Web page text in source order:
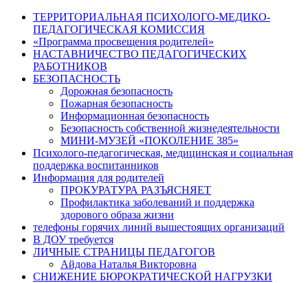
ТЕРРИТОРИАЛЬНАЯ ПСИХОЛОГО-МЕДИКО-
ПЕДАГОГИЧЕСКАЯ КОМИССИЯ
«Программа просвещения родителей»
НАСТАВНИЧЕСТВО ПЕДАГОГИЧЕСКИХ
РАБОТНИКОВ
БЕЗОПАСНОСТЬ
Дорожная безопасность
Пожарная безопасность
Информационная безопасность
Безопасность собственной жизнедеятельности
МИНИ-МУЗЕЙ «ПОКОЛЕНИЕ 385»
Психолого-педагогическая, медицинская и социальная
поддержка воспитанников
Информация для родителей
ПРОКУРАТУРА РАЗЪЯСНЯЕТ
Профилактика заболеваний и поддержка
здорового образа жизни
телефоны горячих линий вышестоящих организаций
В ДОУ требуется
ЛИЧНЫЕ СТРАНИЦЫ ПЕДАГОГОВ
Айдова Наталья Викторовна
СНИЖЕНИЕ БЮРОКРАТИЧЕСКОЙ НАГРУЗКИ